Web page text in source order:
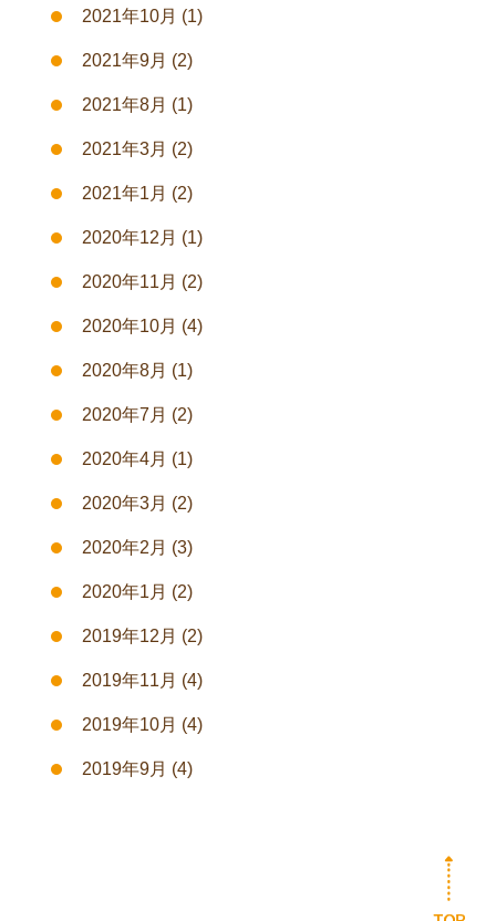
2021年10月 (1)
2021年9月 (2)
2021年8月 (1)
2021年3月 (2)
2021年1月 (2)
2020年12月 (1)
2020年11月 (2)
2020年10月 (4)
2020年8月 (1)
2020年7月 (2)
2020年4月 (1)
2020年3月 (2)
2020年2月 (3)
2020年1月 (2)
2019年12月 (2)
2019年11月 (4)
2019年10月 (4)
2019年9月 (4)